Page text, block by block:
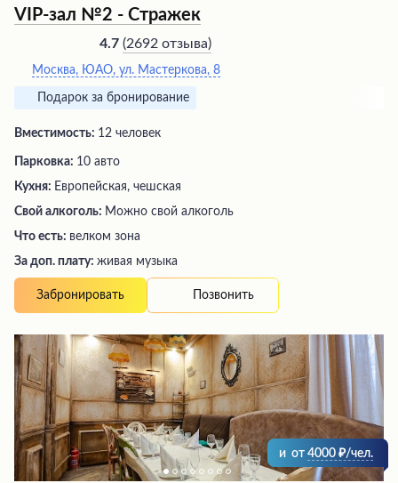
VIP-зал №2 - Стражек
4.7 (2692 отзыва)
Москва, ЮАО, ул. Мастеркова, 8
Подарок за бронирование
Вместимость: 12 человек
Парковка: 10 авто
Кухня: Европейская, чешская
Свой алкоголь: Можно свой алкоголь
Что есть: велком зона
За доп. плату: живая музыка
Забронировать Позвонить
и от 4000 /чел.